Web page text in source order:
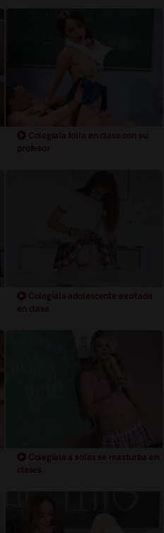
Colegiala folla en clase con su
profesor
Colegiala adolescente excitada
en clase
Colegiala a solas se masturba en
clases